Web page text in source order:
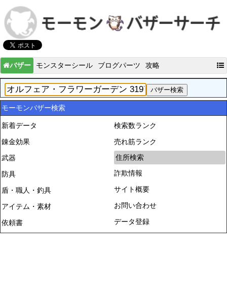
バザー モンスターシール ブログパーツ 攻略
モーモンバザー検索
新着データ
錬金効果
武器
防具
盾・職人・釣具
アイテム・素材
依頼書
検索数ランク
売れ筋ランク
住所検索
詐欺情報
サイト概要
お問い合わせ
データ登録